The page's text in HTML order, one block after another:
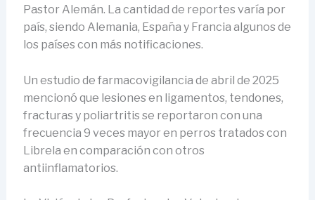
Pastor Alemán. La cantidad de reportes varía por
país, siendo Alemania, España y Francia algunos de
los países con más notificaciones.
Un estudio de farmacovigilancia de abril de 2025
mencionó que lesiones en ligamentos, tendones,
fracturas y poliartritis se reportaron con una
frecuencia 9 veces mayor en perros tratados con
Librela en comparación con otros
antiinflamatorios.